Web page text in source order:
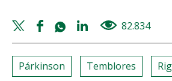
Twitter
share
Facebook
share
Whatsapp
share
Linkedin
share
82.834views
Párkinson Temblores